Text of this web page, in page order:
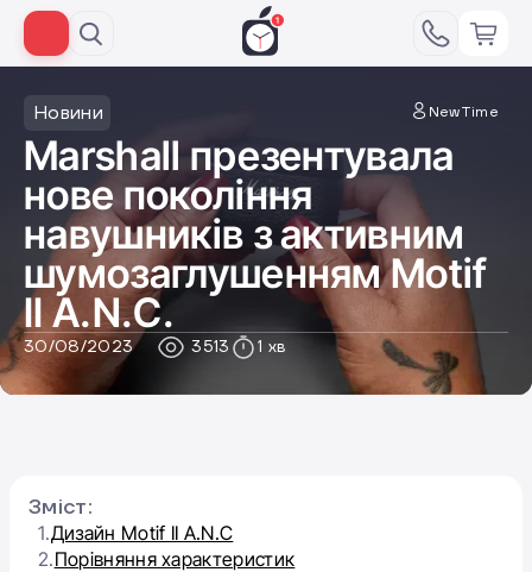
Новини NewTime
Marshall презентувала
нове покоління
навушників з активним
шумозаглушенням Motif
II A.N.C.
30/08/2023 3513 1 хв
Зміст:
1.Дизайн Motif II A.N.C
2.Порівняння характеристик